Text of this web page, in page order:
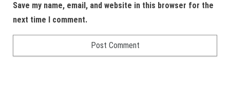
Save my name, email, and website in this browser for the
next time I comment.